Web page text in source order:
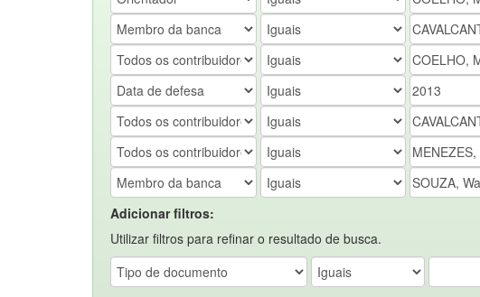
Adicionar filtros:
Utilizar filtros para refinar o resultado de busca.